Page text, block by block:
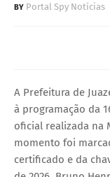
Portal Spy Notícias
A Prefeitura de
à programação da
oficial realizada na
momento foi
certificado e da